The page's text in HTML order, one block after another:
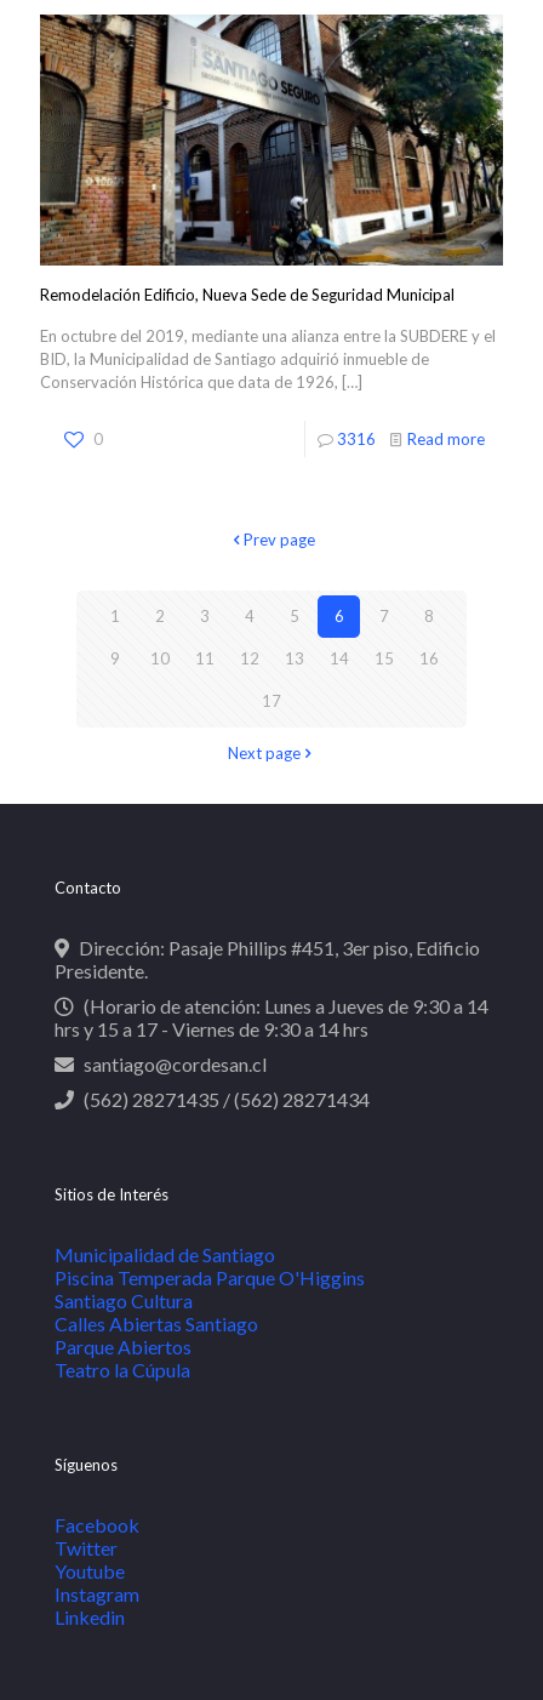
Remodelación Edificio, Nueva Sede de Seguridad Municipal
En octubre del 2019, mediante una alianza entre la SUBDERE y el
BID, la Municipalidad de Santiago adquirió inmueble de
Conservación Histórica que data de 1926, […]
0 3316 Read more
Prev page
1 2 3 4 5 6 7 8
9 10 11 12 13 14 15 16
17
Next page
Contacto
Dirección: Pasaje Phillips #451, 3er piso, Edificio
Presidente.
(Horario de atención: Lunes a Jueves de 9:30 a 14
hrs y 15 a 17 - Viernes de 9:30 a 14 hrs
santiago@cordesan.cl
(562) 28271435 / (562) 28271434
Sitios de Interés
Municipalidad de Santiago
Piscina Temperada Parque O'Higgins
Santiago Cultura
Calles Abiertas Santiago
Parque Abiertos
Teatro la Cúpula
Síguenos
Facebook
Twitter
Youtube
Instagram
Linkedin